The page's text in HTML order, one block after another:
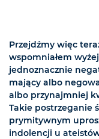
Przejdźmy więc
wspomniałem
jednoznacznie
mający albo
albo przynajmniej
Takie postrzeganie
prymitywnym
indolencji u